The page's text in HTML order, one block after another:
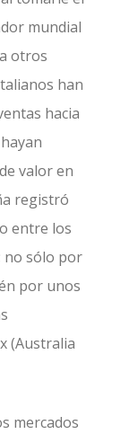
mundial
otros
han
hacia
valor en
registró
entre los
no sólo por
por unos
(Australia
mercados